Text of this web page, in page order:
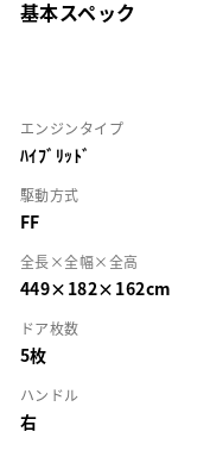
基本スペック
エンジンタイプ
ﾊｲﾌﾞﾘｯﾄﾞ
駆動方式
FF
全長×全幅×全高
449×182×162cm
ドア枚数
5枚
ハンドル
右